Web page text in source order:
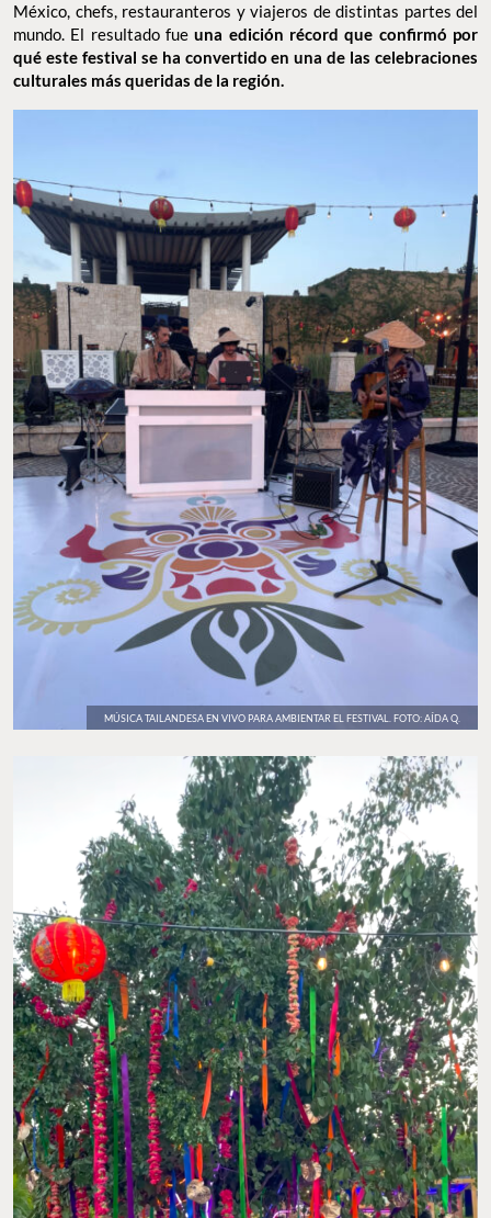
México, chefs, restauranteros y viajeros de distintas partes del
mundo. El resultado fueuna edición récord que confirmó por
qué este festival se ha convertido en una de las celebraciones
culturales más queridas de la región.
MÚSICA TAILANDESA EN VIVO PARA AMBIENTAR EL FESTIVAL. FOTO: AÍDA Q.